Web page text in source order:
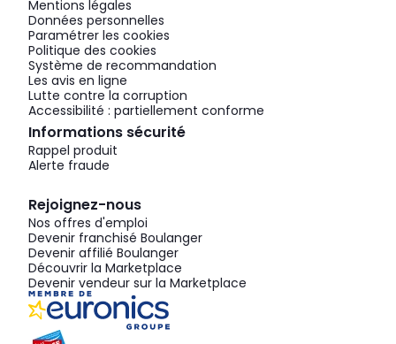
Mentions légales
Données personnelles
Paramétrer les cookies
Politique des cookies
Système de recommandation
Les avis en ligne
Lutte contre la corruption
Accessibilité : partiellement conforme
Informations sécurité
Rappel produit
Alerte fraude
Rejoignez-nous
Nos offres d'emploi
Devenir franchisé Boulanger
Devenir affilié Boulanger
Découvrir la Marketplace
Devenir vendeur sur la Marketplace